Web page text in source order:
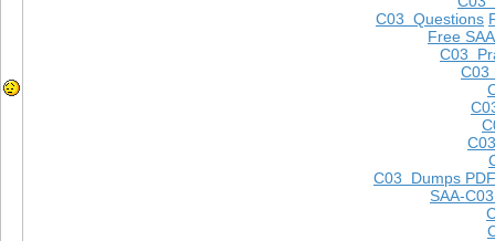
C03 Questions
Free
C03
C03
C03 Dumps PDF
SAA-